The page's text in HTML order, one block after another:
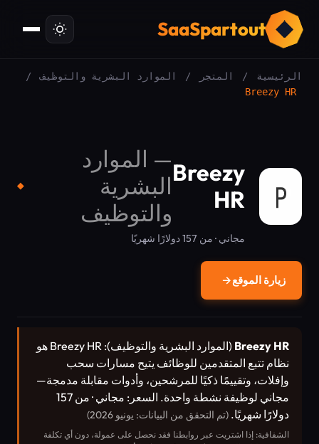
SaaSpartout
الرئيسية / المتجر / الموارد البشرية والتوظيف
/
Breezy HR
Breezy
HR
— الموارد
البشرية
والتوظيف
◆
مجاني · من 157 دولارًا شهريًا
زيارة الموقع→
Breezy HR
(الموارد البشرية والتوظيف): Breezy HR هو
نظام تتبع المتقدمين للوظائف يتيح مسارات سحب
وإفلات، وتقييمًا ذكيًا للمرشحين، وأدوات مقابلة مدمجة—
مجاني لوظيفة نشطة واحدة. السعر: مجاني · من 157
دولارًا شهريًا. (تم التحقق من البيانات: يونيو 2026)
الشفافية: إذا اشتريت عبر روابطنا فقد نحصل على عمولة، دون أي تكلفة